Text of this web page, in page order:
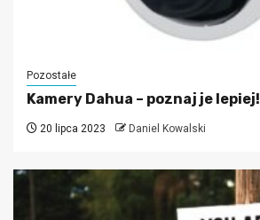
Pozostałe
Kamery Dahua – poznaj je lepiej!
20 lipca 2023 Daniel Kowalski